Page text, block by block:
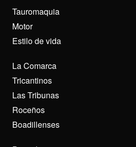
Tauromaquia
Motor
Estilo de vida
La Comarca
Tricantinos
Las Tribunas
Roceños
Boadillenses